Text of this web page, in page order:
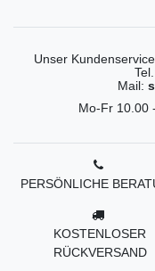
Unser
Mail:
Mo-Fr 10.00
PERSÖNLICHE
KOSTENLOSER
RÜCKVERSAND